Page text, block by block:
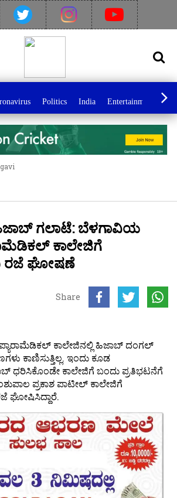
Politics India Entertainment
ಗಲಾಟೆ: ಬೆಳಗಾವಿಯ
ಕಾಲೇಜಿಗೆ
ರಜೆ ಘೋಷಣೆ
Share
ಕಾಲೇಜಿನಲ್ಲಿ ಹಿಜಾಬ್ ದಂಗಲ್
ಕಾಣಿಸುತ್ತಿಲ್ಲ. ಇಂದು ಕೂಡ
ಧರಿಸಿಕೊಂಡೇ ಕಾಲೇಜಿಗೆ ಬಂದು ಪ್ರತಿಭಟನೆಗೆ
ಪ್ರಕಾಶ ಪಾಟೀಲ್ ಕಾಲೇಜಿಗೆ
ಘೋಷಿಸಿದ್ದಾರೆ.